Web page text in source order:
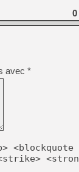
Beast of
Ubisoft : fin de partie
Mémoire cash -
Dan Houser (GTA)
Comment EA Sports
Crimson Moon : un
Isle of Reveries : le
Moonlighter 2 : The
Capcom relance
del Toro
0
avec *
<blockquote